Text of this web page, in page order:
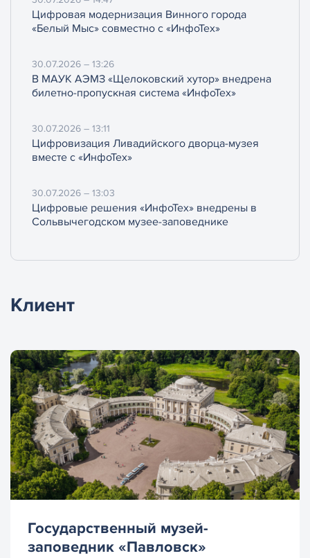
Цифровая модернизация Винного города
«Белый Мыс» совместно с «ИнфоТех»
30.07.2026 – 13:26
В МАУК АЭМЗ «Щелоковский хутор» внедрена
билетно-пропускная система «ИнфоТех»
30.07.2026 – 13:11
Цифровизация Ливадийского дворца-музея
вместе с «ИнфоТех»
30.07.2026 – 13:03
Цифровые решения «ИнфоТех» внедрены в
Сольвычегодском музее-заповеднике
Клиент
Государственный музей-
заповедник «Павловск»